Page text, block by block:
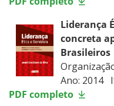
Liderança
concreta
Brasileiros
Ano: 2014
PDF completo